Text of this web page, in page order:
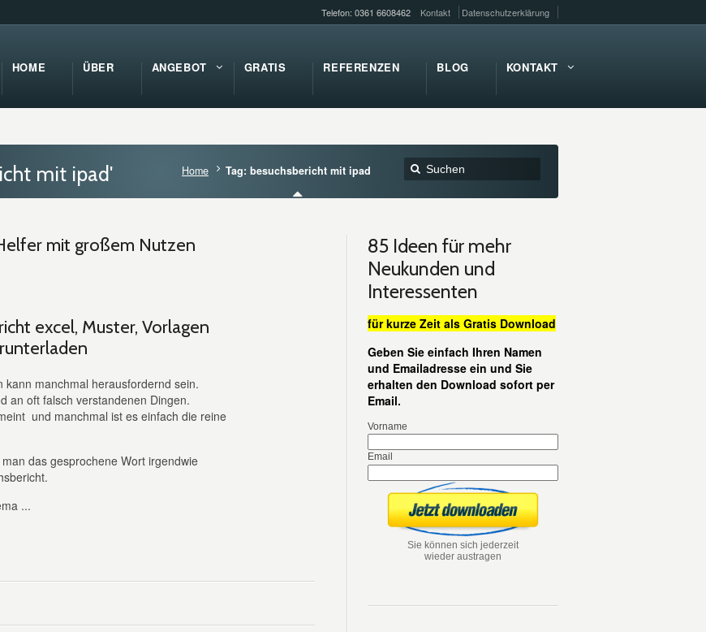
Telefon: 0361 6608462 Kontakt Datenschutzerklärung
HOME ÜBER ANGEBOT GRATIS REFERENZEN BLOG KONTAKT
mit ipad' Home Tag: besuchsbericht mit ipad
mit großem Nutzen
excel, Muster, Vorlagen
manchmal herausfordernd sein.
an oft falsch verstandenen Dingen.
und manchmal ist es einfach die reine
das gesprochene Wort irgendwie
...
85 Ideen für mehr
Neukunden und
Interessenten
für kurze Zeit als Gratis Download
Geben Sie einfach Ihren Namen
und Emailadresse ein und Sie
erhalten den Download sofort per
Email.
Vorname
Email
Sie können sich jederzeit
wieder austragen